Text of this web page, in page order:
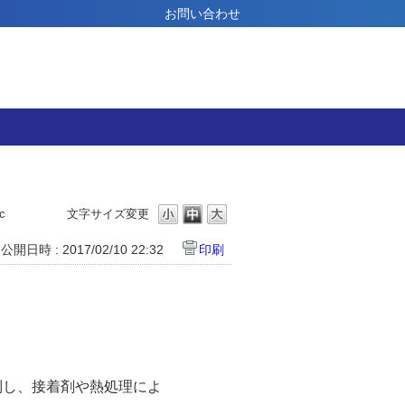
お問い合わせ
文字サイズ変更
公開日時 : 2017/02/10 22:32 印刷
、接着剤や熱処理によ